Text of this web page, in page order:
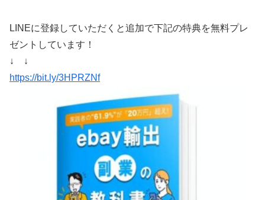
LINEに登録していただくと追加で下記の特典を無料プレ
ゼントしています！
↓ ↓
https://bit.ly/3HPRZNf